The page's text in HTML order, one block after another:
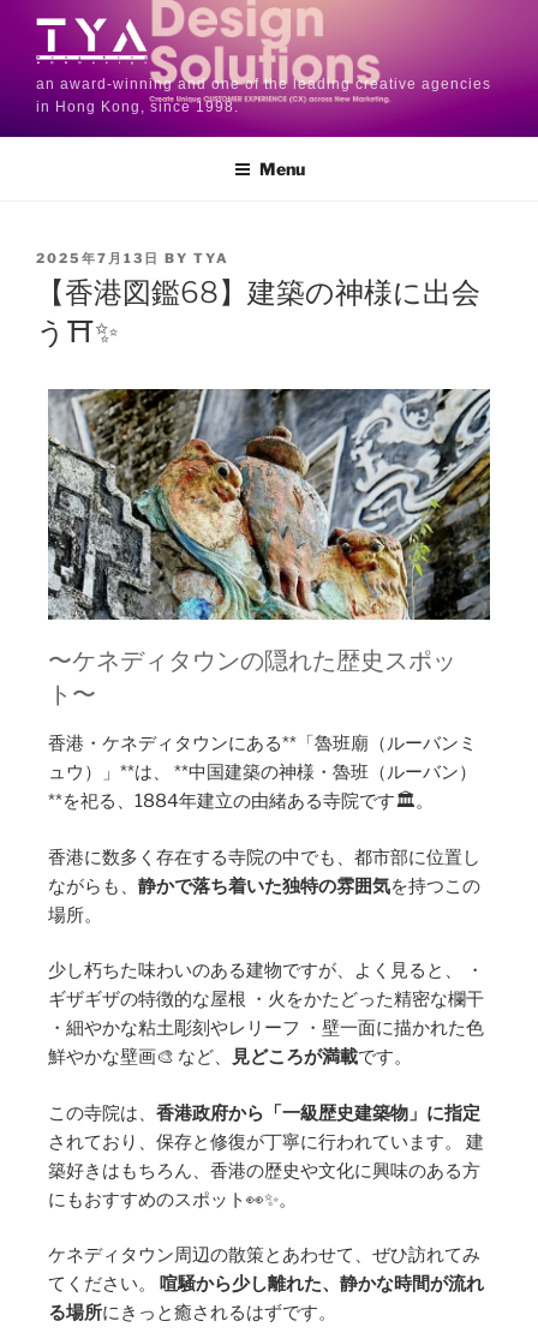
an award-winning and one of the leading creative agencies
in Hong Kong, since 1998.
Menu
2025年7月13日 BY TYA
【香港図鑑68】建築の神様に出会
う⛩️✨
〜ケネディタウンの隠れた歴史スポッ
ト〜
香港・ケネディタウンにある**「魯班廟（ルーバンミ
ュウ）」**は、 **中国建築の神様・魯班（ルーバン）
**を祀る、1884年建立の由緒ある寺院です🏛️。
香港に数多く存在する寺院の中でも、都市部に位置し
ながらも、 静かで落ち着いた独特の雰囲気を持つこの
場所。
少し朽ちた味わいのある建物ですが、よく見ると、 ・
ギザギザの特徴的な屋根 ・火をかたどった精密な欄干
・細やかな粘土彫刻やレリーフ ・壁一面に描かれた色
鮮やかな壁画🎨 など、
見どころが満載です。
この寺院は、 香港政府から「一級歴史建築物」に指定
されており、保存と修復が丁寧に行われています。 建
築好きはもちろん、香港の歴史や文化に興味のある方
にもおすすめのスポット👀✨。
ケネディタウン周辺の散策とあわせて、ぜひ訪れてみ
てください。 喧騒から少し離れた、静かな時間が流れ
る場所にきっと癒されるはずです。